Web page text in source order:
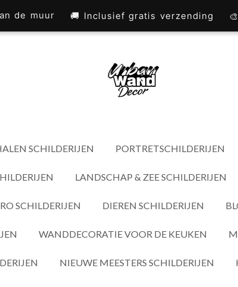
de muur 🚚 Inclusief gratis verzending
SCHILDERIJEN PORTRETSCHILDERIJEN
LANDSCHAP & ZEE SCHILDERIJEN
SCHILDERIJEN DIEREN SCHILDERIJEN
WANDDECORATIE VOOR DE KEUKEN
NIEUWE MEESTERS SCHILDERIJEN